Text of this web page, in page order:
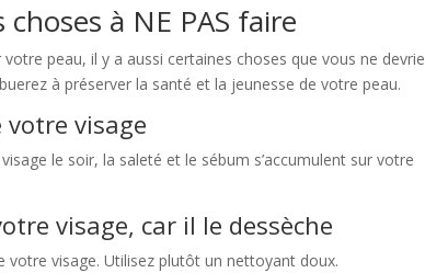
à NE PAS faire
peau, il y a aussi certaines choses que vous ne
à préserver la santé et la jeunesse de votre peau.
votre visage
le soir, la saleté et le sébum s’accumulent sur votre
visage, car il le dessèche
votre visage. Utilisez plutôt un nettoyant doux.